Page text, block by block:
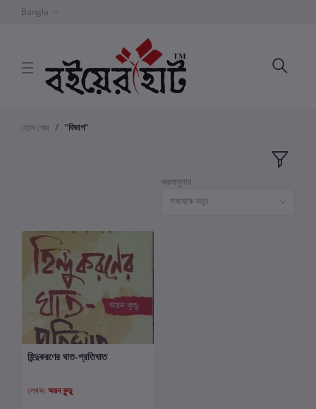
Bangla
হোম পেজ "বিভাগ"
ক্রমানুসার
সবথেকে নতুন
কার্টে যোগ করুন
হিন্দুকরণের ঘাত-প্রতিঘাত
লেখক: অয়ন কুন্ডু